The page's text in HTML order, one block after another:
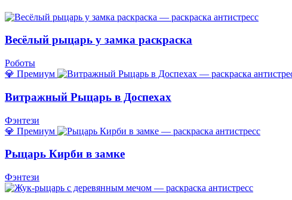
Весёлый рыцарь у замка раскраска
Роботы
💎 Премиум
Витражный Рыцарь в Доспехах
Фэнтези
💎 Премиум
Рыцарь Кирби в замке
Фэнтези